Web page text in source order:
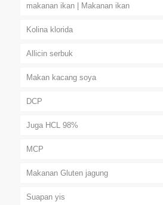
makanan ikan | Makanan ikan
Kolina klorida
Allicin serbuk
Makan kacang soya
DCP
Juga HCL 98%
MCP
Makanan Gluten jagung
Suapan yis